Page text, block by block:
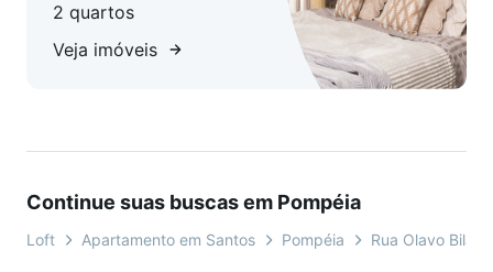
2 quartos
Veja imóveis
Continue suas buscas em Pompéia
Loft Apartamento em Santos Pompéia Rua Olavo Bilac